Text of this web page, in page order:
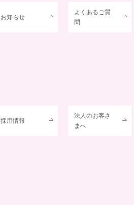
お知らせ
よくあるご質
問
採用情報
法人のお客さ
まへ